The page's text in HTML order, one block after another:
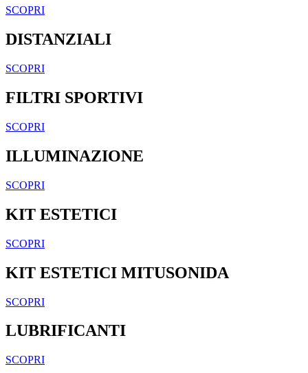
SCOPRI
DISTANZIALI
SCOPRI
FILTRI SPORTIVI
SCOPRI
ILLUMINAZIONE
SCOPRI
KIT ESTETICI
SCOPRI
KIT ESTETICI MITUSONIDA
SCOPRI
LUBRIFICANTI
SCOPRI